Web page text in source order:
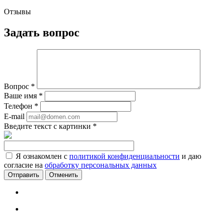
Отзывы
Задать вопрос
Вопрос *
Ваше имя *
Телефон *
E-mail
Введите текст с картинки *
Я ознакомлен с политикой конфиденциальности и даю
согласие на обработку персональных данных
Отменить